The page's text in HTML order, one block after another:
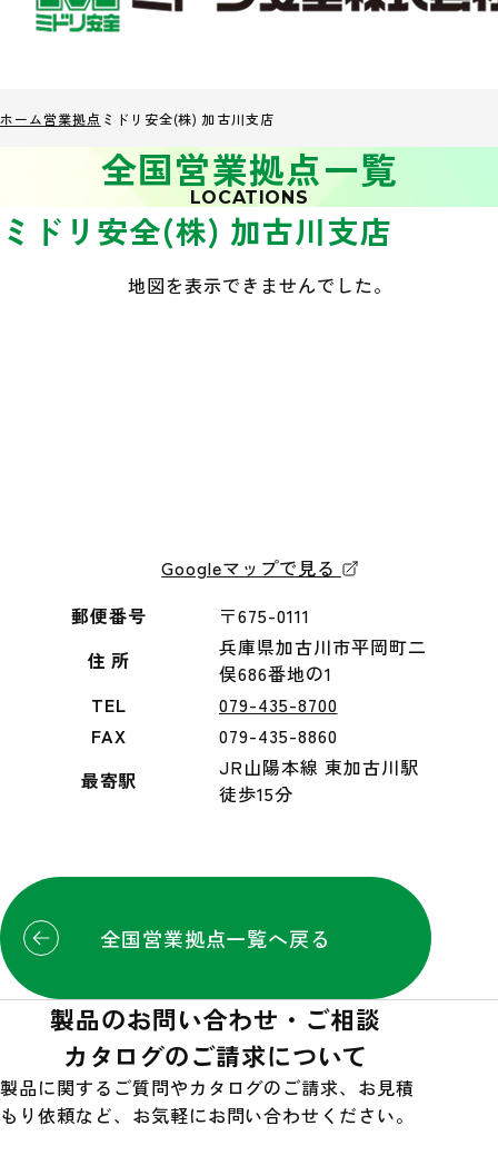
ホーム営業拠点 ミドリ安全(株) 加古川支店
全国営業拠点一覧
LOCATIONS
ミドリ安全(株) 加古川支店
地図を表示できませんでした。
Googleマップで見る
郵便番号
〒675-0111
住 所
兵庫県加古川市平岡町二
俣686番地の1
TEL
079-435-8700
FAX
079-435-8860
最寄駅
JR山陽本線 東加古川駅
徒歩15分
全国営業拠点一覧へ戻る
製品のお問い合わせ・ご相談
カタログのご請求について
製品に関するご質問やカタログのご請求、お見積
もり依頼など、お気軽にお問い合わせください。